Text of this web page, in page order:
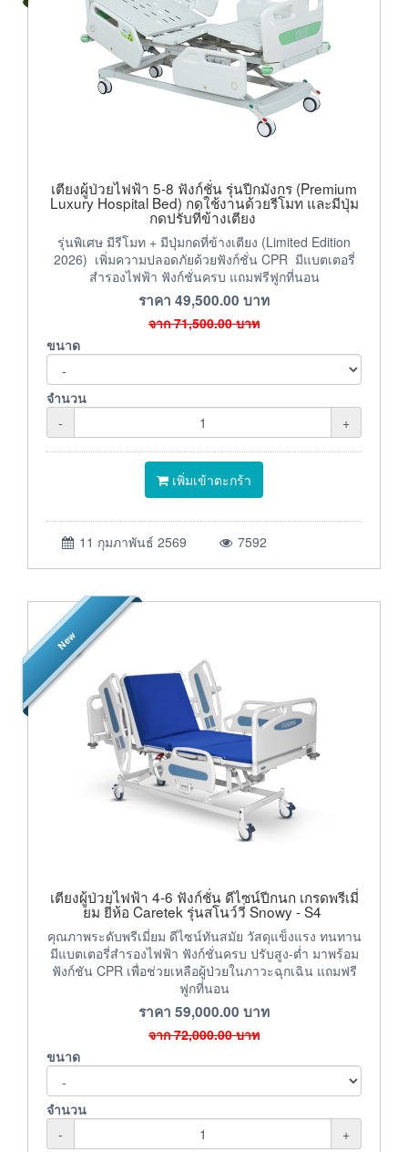
เตียงผู้ป่วยไฟฟ้า 5-8 ฟังก์ชั่น รุ่นปีกมังกร (Premium
Luxury Hospital Bed) กดใช้งานด้วยรีโมท และมีปุ่ม
กดปรับที่ข้างเตียง
รุ่นพิเศษ มีรีโมท + มีปุ่มกดที่ข้างเตียง (Limited Edition
2026) เพิ่มความปลอดภัยด้วยฟังก์ชั่น CPR มีแบตเตอรี่
สำรองไฟฟ้า ฟังก์ชั่นครบ แถมฟรีฟูกที่นอน
ราคา 49,500.00 บาท
จาก71,500.00บาท
ขนาด
จำนวน
-
+
เพิ่มเข้าตะกร้า
11 กุมภาพันธ์ 2569 7592
New
เตียงผู้ป่วยไฟฟ้า 4-6 ฟังก์ชั่น ดีไซน์ปีกนก เกรดพรีเมี่
ยม ยี่ห้อ Caretek รุ่นสโนว์วี่ Snowy - S4
คุณภาพระดับพรีเมี่ยม ดีไซน์ทันสมัย วัสดุแข็งแรง ทนทาน
มีแบตเตอรี่สำรองไฟฟ้า ฟังก์ชั่นครบ ปรับสูง-ต่ำ มาพร้อม
ฟังก์ชัน CPR เพื่อช่วยเหลือผู้ป่วยในภาวะฉุกเฉิน แถมฟรี
ฟูกที่นอน
ราคา 59,000.00 บาท
จาก72,000.00บาท
ขนาด
จำนวน
-
+